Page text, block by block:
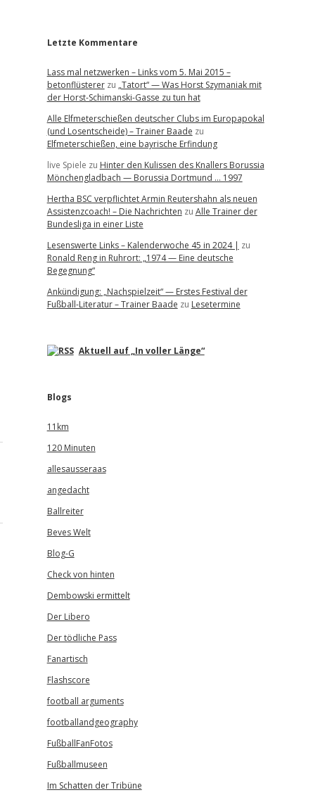
Letzte Kommentare
Lass mal netzwerken – Links vom 5. Mai 2015 –
betonflüstererzu „Tatort“ — Was Horst Szymaniak mit
der Horst-Schimanski-Gasse zu tun hat
Alle Elfmeterschießen deutscher Clubs im Europapokal
(und Losentscheide) – Trainer Baade zu
Elfmeterschießen, eine bayrische Erfindung
live Spiele zu Hinter den Kulissen des Knallers Borussia
Mönchengladbach — Borussia Dortmund … 1997
Hertha BSC verpflichtet Armin Reutershahn als neuen
Assistenzcoach! – Die Nachrichten zu Alle Trainer der
Bundesliga in einer Liste
Lesenswerte Links – Kalenderwoche 45 in 2024 | zu
Ronald Reng in Ruhrort: „1974 — Eine deutsche
Begegnung“
Ankündigung: „Nachspielzeit“ — Erstes Festival der
Fußball-Literatur – Trainer Baade zu Lesetermine
Aktuell auf „In voller Länge“
Blogs
11km
120 Minuten
allesausseraas
angedacht
Ballreiter
Beves Welt
Blog-G
Check von hinten
Dembowski ermittelt
Der Libero
Der tödliche Pass
Fanartisch
Flashscore
football arguments
footballandgeography
FußballFanFotos
Fußballmuseen
Im Schatten der Tribüne